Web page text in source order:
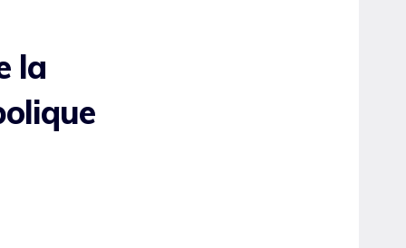
la